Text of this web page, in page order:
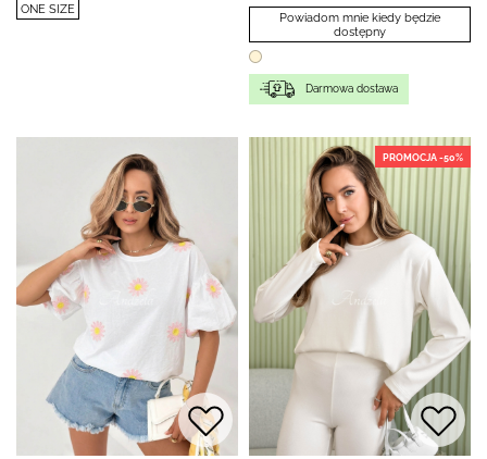
ONE SIZE
Powiadom mnie kiedy będzie
dostępny
Darmowa dostawa
PROMOCJA -50%